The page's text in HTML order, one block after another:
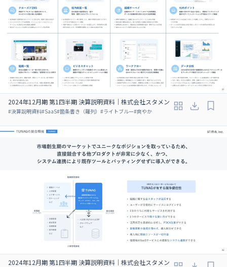
2024年12月期 第1四半期 決算説明資料｜株式会社スタメン
#決算説明資料#SaaS#箇条書き（羅列） #ライトブルー#爽やか
2024年12月期 第1四半期 決算説明資料｜株式会社スタメン